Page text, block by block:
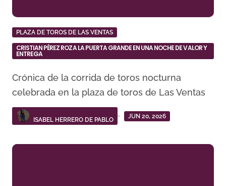
PLAZA DE TOROS DE LAS VENTAS
CRISTIAN PÉREZ ROZA LA PUERTA GRANDE EN UNA NOCHE DE VALOR Y
ENTREGA
Crónica de la corrida de toros nocturna
celebrada en la plaza de toros de Las Ventas
ISABEL HERRERO DE PABLO
JUN 20, 2026